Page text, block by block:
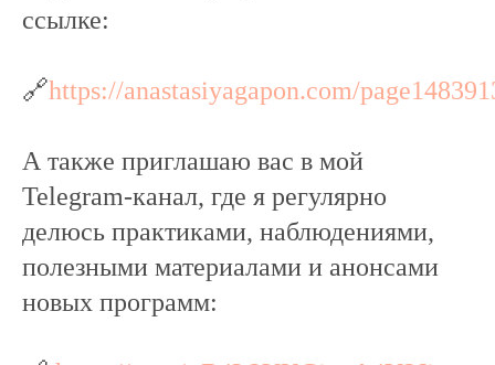
ссылке:
🔗https://anastasiyagapon.com/
А также приглашаю вас в мой
Telegram-канал, где я регулярно
делюсь практиками, наблюдениями,
полезными материалами и анонсами
новых программ: